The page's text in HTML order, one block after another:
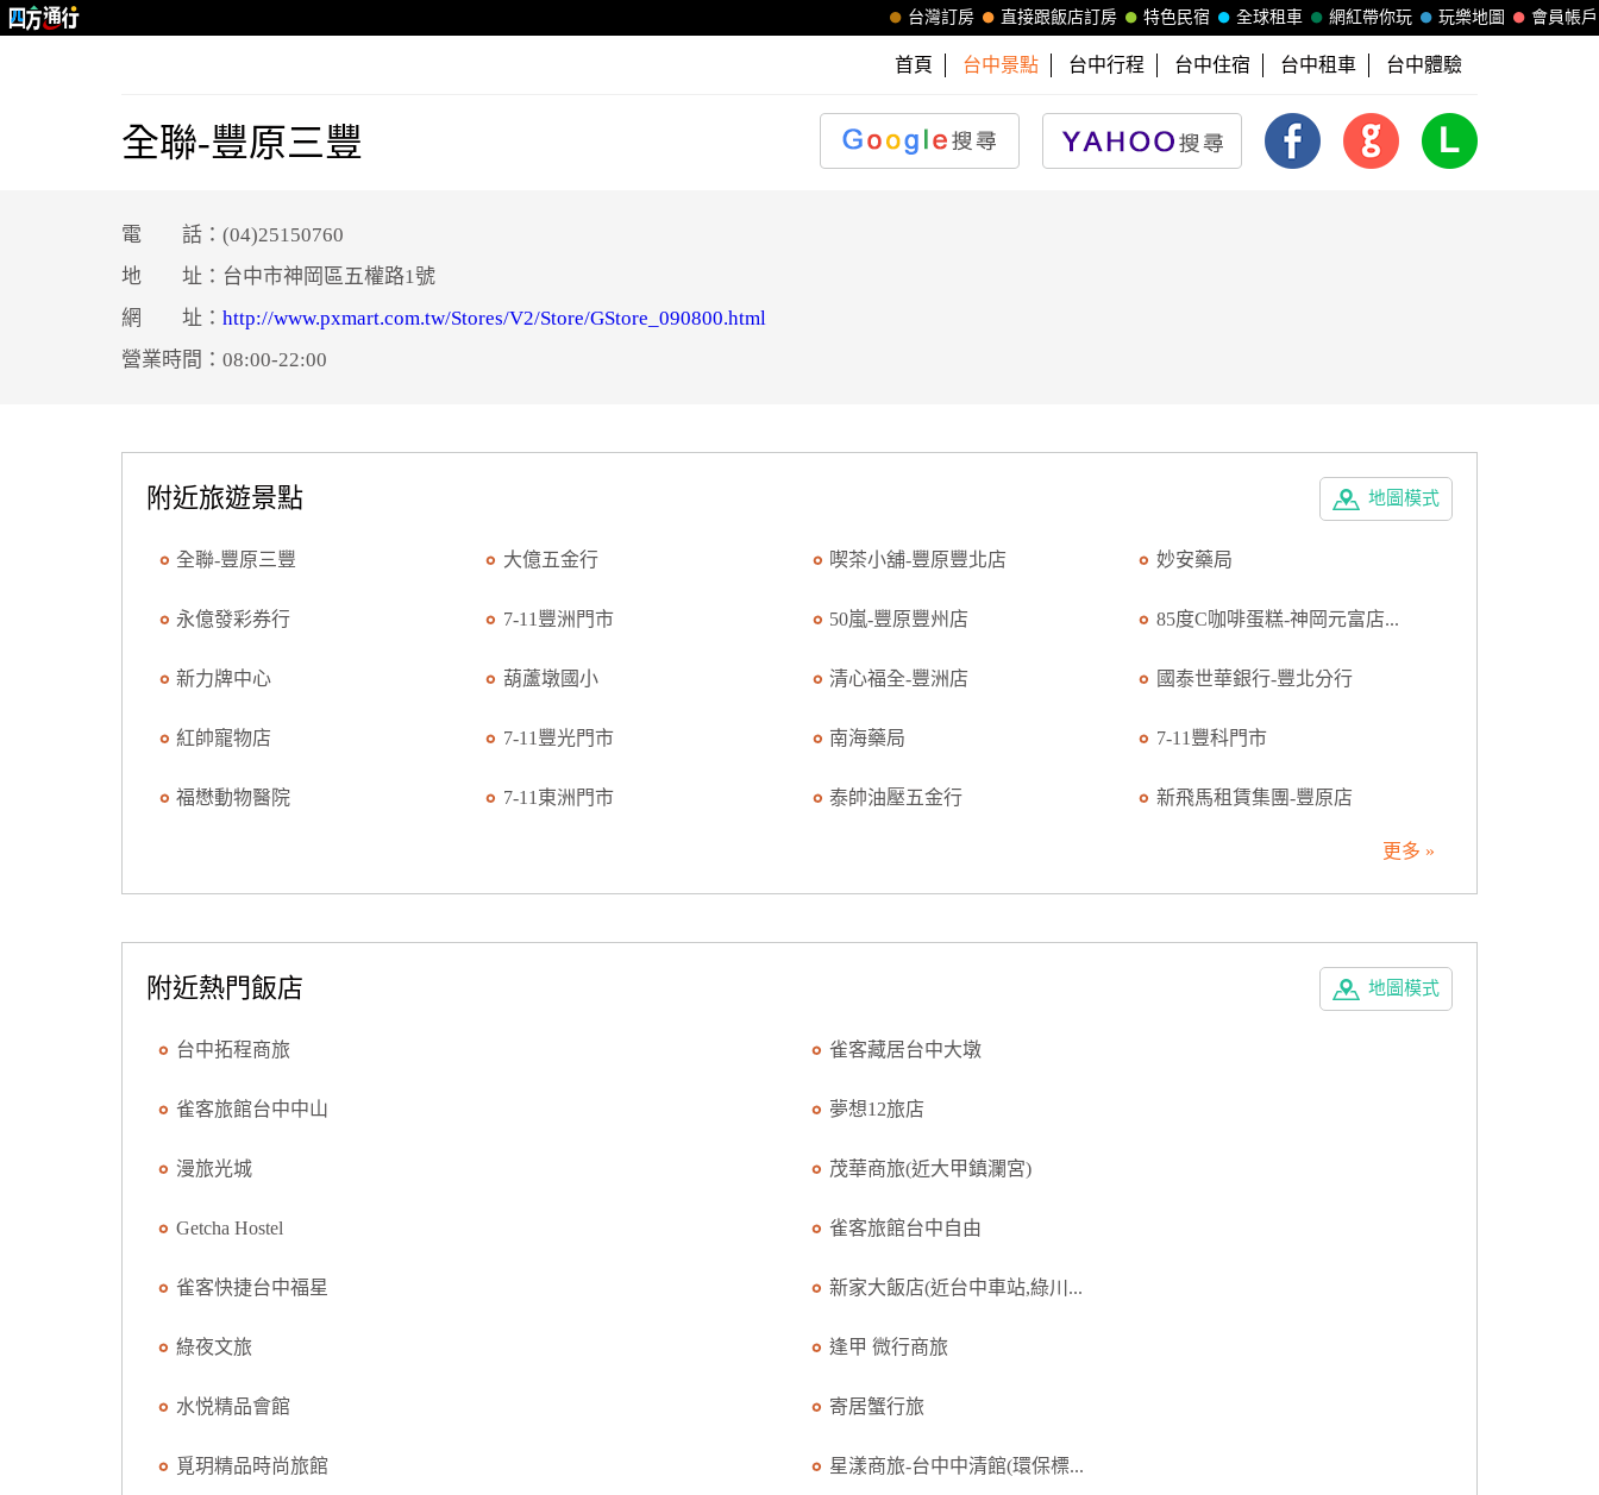
會員帳戶
玩樂地圖
網紅帶你玩
全球租車
特色民宿
直接跟飯店訂房
台灣訂房
首頁 台中景點 台中行程 台中住宿 台中租車 台中體驗
全聯-豐原三豐
電 話：(04)25150760
地 址：台中市神岡區五權路1號
網 址： http://www.pxmart.com.tw/Stores/V2/Store/GStore_090800.html
營業時間：08:00-22:00
地圖模式
附近旅遊景點
全聯-豐原三豐 大億五金行 喫茶小舖-豐原豐北店 妙安藥局
永億發彩券行 7-11豐洲門市 50嵐-豐原豐州店 85度C咖啡蛋糕-神岡元富店...
新力牌中心 葫蘆墩國小 清心福全-豐洲店 國泰世華銀行-豐北分行
紅帥寵物店 7-11豐光門市 南海藥局 7-11豐科門市
福懋動物醫院 7-11東洲門市 泰帥油壓五金行 新飛馬租賃集團-豐原店
更多 »
地圖模式
附近熱門飯店
台中拓程商旅 雀客藏居台中大墩
雀客旅館台中中山 夢想12旅店
漫旅光城 茂華商旅(近大甲鎮瀾宮)
Getcha Hostel 雀客旅館台中自由
雀客快捷台中福星 新家大飯店(近台中車站,綠川...
綠夜文旅 逢甲 微行商旅
水悦精品會館 寄居蟹行旅
覓玥精品時尚旅館 星漾商旅-台中中清館(環保標...